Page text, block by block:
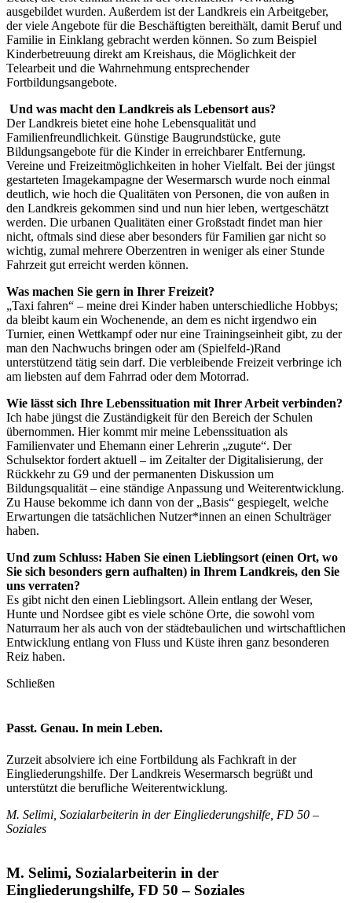
ausgebildet wurden. Außerdem ist der Landkreis ein Arbeitgeber,
der viele Angebote für die Beschäftigten bereithält, damit Beruf und
Familie in Einklang gebracht werden können. So zum Beispiel
Kinderbetreuung direkt am Kreishaus, die Möglichkeit der
Telearbeit und die Wahrnehmung entsprechender
Fortbildungsangebote.
Und was macht den Landkreis als Lebensort aus?
Der Landkreis bietet eine hohe Lebensqualität und
Familienfreundlichkeit. Günstige Baugrundstücke, gute
Bildungsangebote für die Kinder in erreichbarer Entfernung.
Vereine und Freizeitmöglichkeiten in hoher Vielfalt. Bei der jüngst
gestarteten Imagekampagne der Wesermarsch wurde noch einmal
deutlich, wie hoch die Qualitäten von Personen, die von außen in
den Landkreis gekommen sind und nun hier leben, wertgeschätzt
werden. Die urbanen Qualitäten einer Großstadt findet man hier
nicht, oftmals sind diese aber besonders für Familien gar nicht so
wichtig, zumal mehrere Oberzentren in weniger als einer Stunde
Fahrzeit gut erreicht werden können.
Was machen Sie gern in Ihrer Freizeit?
„Taxi fahren“ – meine drei Kinder haben unterschiedliche Hobbys;
da bleibt kaum ein Wochenende, an dem es nicht irgendwo ein
Turnier, einen Wettkampf oder nur eine Trainingseinheit gibt, zu der
man den Nachwuchs bringen oder am (Spielfeld-)Rand
unterstützend tätig sein darf. Die verbleibende Freizeit verbringe ich
am liebsten auf dem Fahrrad oder dem Motorrad.
Wie lässt sich Ihre Lebenssituation mit Ihrer Arbeit verbinden?
Ich habe jüngst die Zuständigkeit für den Bereich der Schulen
übernommen. Hier kommt mir meine Lebenssituation als
Familienvater und Ehemann einer Lehrerin „zugute“. Der
Schulsektor fordert aktuell – im Zeitalter der Digitalisierung, der
Rückkehr zu G9 und der permanenten Diskussion um
Bildungsqualität – eine ständige Anpassung und Weiterentwicklung.
Zu Hause bekomme ich dann von der „Basis“ gespiegelt, welche
Erwartungen die tatsächlichen Nutzer*innen an einen Schulträger
haben.
Und zum Schluss: Haben Sie einen Lieblingsort (einen Ort, wo
Sie sich besonders gern aufhalten) in Ihrem Landkreis, den Sie
uns verraten?
Es gibt nicht den einen Lieblingsort. Allein entlang der Weser,
Hunte und Nordsee gibt es viele schöne Orte, die sowohl vom
Naturraum her als auch von der städtebaulichen und wirtschaftlichen
Entwicklung entlang von Fluss und Küste ihren ganz besonderen
Reiz haben.
Schließen
Passt. Genau. In mein Leben.
Zurzeit absolviere ich eine Fortbildung als Fachkraft in der
Eingliederungshilfe. Der Landkreis Wesermarsch begrüßt und
unterstützt die berufliche Weiterentwicklung.
M. Selimi, Sozialarbeiterin in der Eingliederungshilfe, FD 50 –
Soziales
M. Selimi, Sozialarbeiterin in der
Eingliederungshilfe, FD 50 – Soziales